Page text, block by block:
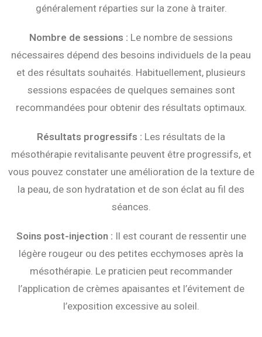
généralement réparties sur la zone à traiter.
Nombre de sessions : Le nombre de sessions
nécessaires dépend des besoins individuels de la peau
et des résultats souhaités. Habituellement, plusieurs
sessions espacées de quelques semaines sont
recommandées pour obtenir des résultats optimaux.
Résultats progressifs : Les résultats de la
mésothérapie revitalisante peuvent être progressifs, et
vous pouvez constater une amélioration de la texture de
la peau, de son hydratation et de son éclat au fil des
séances.
Soins post-injection : Il est courant de ressentir une
légère rougeur ou des petites ecchymoses après la
mésothérapie. Le praticien peut recommander
l’application de crèmes apaisantes et l’évitement de
l’exposition excessive au soleil.